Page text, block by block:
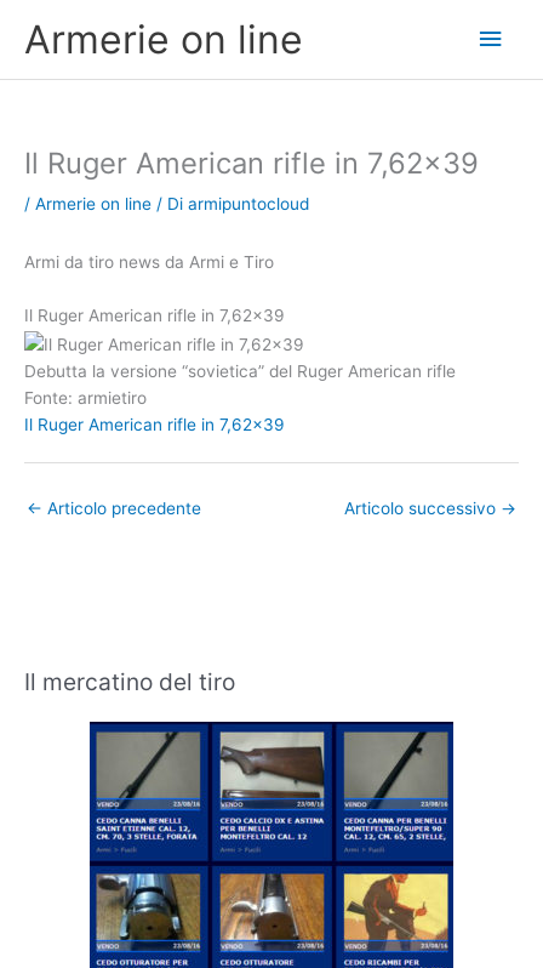
Armerie on line
Il Ruger American rifle in 7,62×39
/ Armerie on line / Di armipuntocloud
Armi da tiro news da Armi e Tiro
Il Ruger American rifle in 7,62×39
Debutta la versione “sovietica” del Ruger American rifle
Fonte: armietiro
Il Ruger American rifle in 7,62×39
← Articolo precedente Articolo successivo →
Il mercatino del tiro